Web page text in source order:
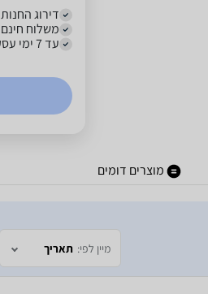
דירוג החנות 4.61
משלוח חינם
עד 7 ימי עסקים
מוצרים דומים
מיין לפי: תאריך